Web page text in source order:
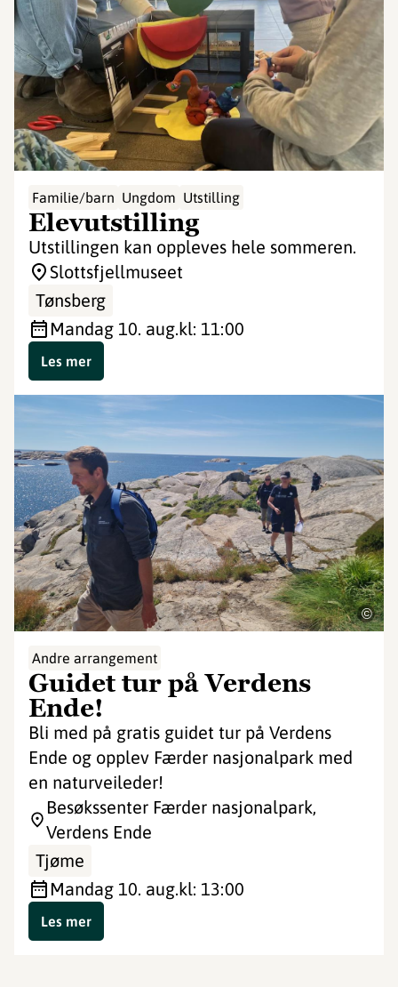
Familie/barn Ungdom Utstilling
Elevutstilling
Utstillingen kan oppleves hele sommeren.
Slottsfjellmuseet
Tønsberg
mandag 10. aug.kl: 11:00
Les mer
©
Andre arrangement
Guidet tur på Verdens
Ende!
Bli med på gratis guidet tur på Verdens
Ende og opplev Færder nasjonalpark med
en naturveileder!
Besøkssenter Færder nasjonalpark,
Verdens Ende
Tjøme
mandag 10. aug.kl: 13:00
Les mer